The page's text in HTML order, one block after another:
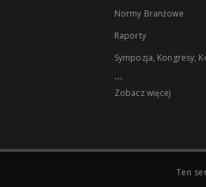
Normy Branżowe
Raporty
Sympozja, Kongresy,
...
Zobacz więcej
Ten